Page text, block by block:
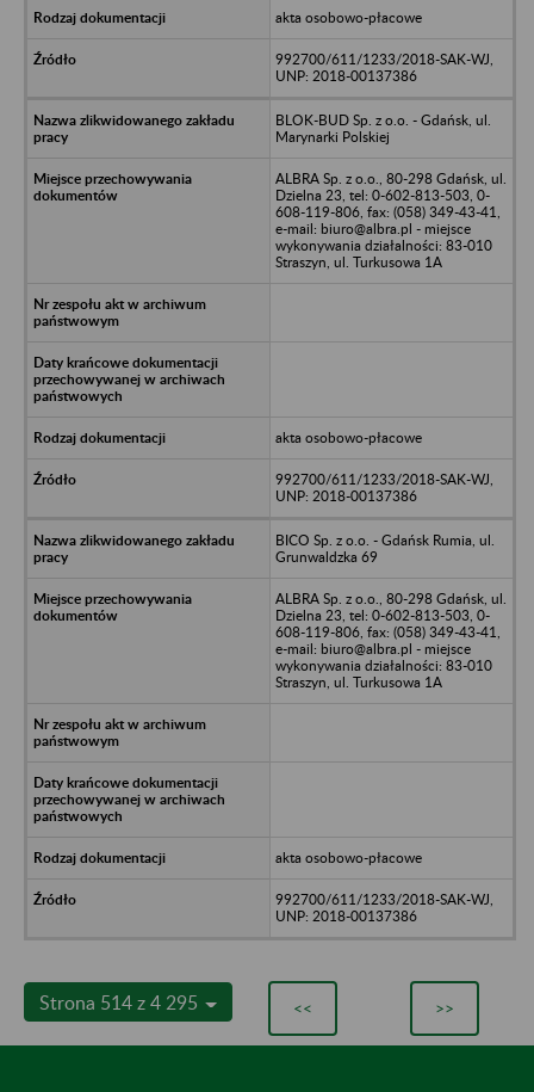
akta osobowo-płacowe
992700/611/1233/2018-SAK-WJ,
UNP: 2018-00137386
BLOK-BUD Sp. z o.o. - Gdańsk, ul.
Marynarki Polskiej
ALBRA Sp. z o.o., 80-298 Gdańsk, ul.
Dzielna 23, tel: 0-602-813-503, 0-
608-119-806, fax: (058) 349-43-41,
e-mail: biuro@albra.pl - miejsce
wykonywania działalności: 83-010
Straszyn, ul. Turkusowa 1A
akta osobowo-płacowe
992700/611/1233/2018-SAK-WJ,
UNP: 2018-00137386
BICO Sp. z o.o. - Gdańsk Rumia, ul.
Grunwaldzka 69
ALBRA Sp. z o.o., 80-298 Gdańsk, ul.
Dzielna 23, tel: 0-602-813-503, 0-
608-119-806, fax: (058) 349-43-41,
e-mail: biuro@albra.pl - miejsce
wykonywania działalności: 83-010
Straszyn, ul. Turkusowa 1A
akta osobowo-płacowe
992700/611/1233/2018-SAK-WJ,
UNP: 2018-00137386
Strona 514 z 4 295 << >>